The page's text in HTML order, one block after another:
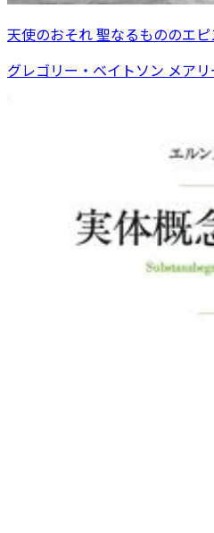
天使のおそれ 聖なるもののエ
グレゴリー・ベイトソン メア